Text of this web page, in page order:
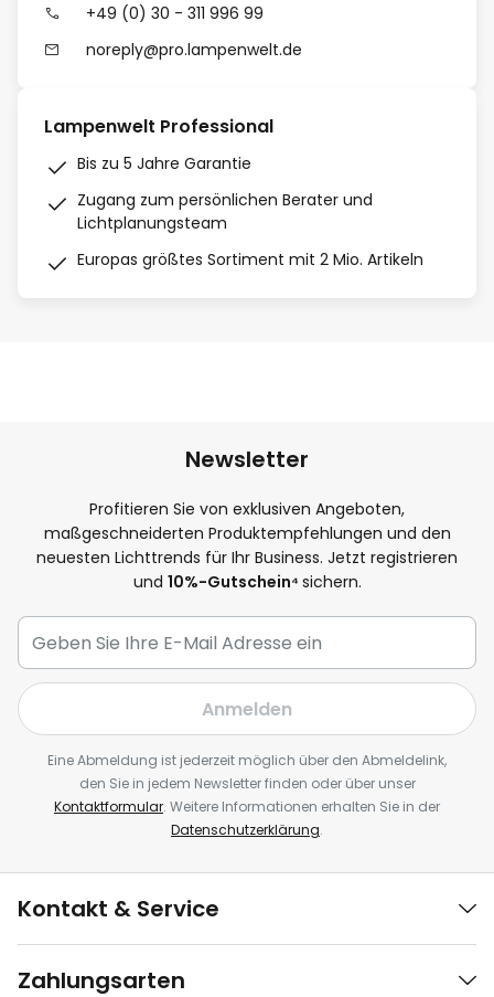
+49 (0) 30 - 311 996 99
noreply@pro.lampenwelt.de
Lampenwelt Professional
Bis zu 5 Jahre Garantie
Zugang zum persönlichen Berater und
Lichtplanungsteam
Europas größtes Sortiment mit 2 Mio. Artikeln
Newsletter
Profitieren Sie von exklusiven Angeboten,
maßgeschneiderten Produktempfehlungen und den
neuesten Lichttrends für Ihr Business. Jetzt registrieren
und 10%-Gutschein⁴ sichern.
Anmelden
Eine Abmeldung ist jederzeit möglich über den Abmeldelink,
den Sie in jedem Newsletter finden oder über unser
Kontaktformular. Weitere Informationen erhalten Sie in der
Datenschutzerklärung.
Kontakt & Service
Zahlungsarten